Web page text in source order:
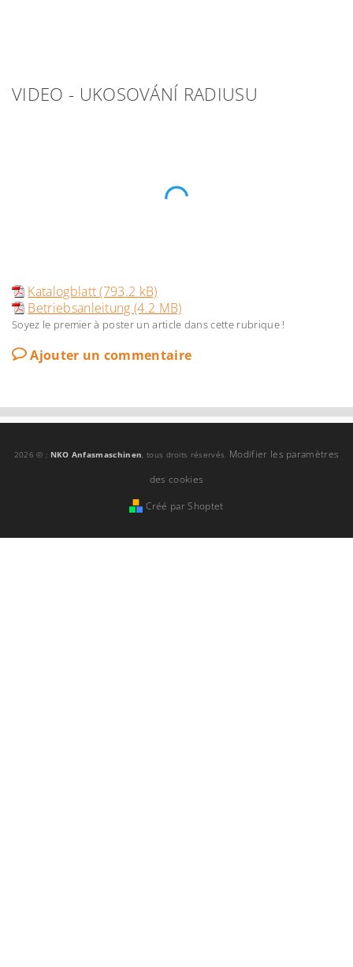
VIDEO - UKOSOVÁNÍ RADIUSU
Katalogblatt (793.2 kB)
Betriebsanleitung (4.2 MB)
Soyez le premier à poster un article dans cette rubrique !
Ajouter un commentaire
2026 © ; NKO Anfasmaschinen, tous droits réservés. Modifier les paramètres
des cookies
Créé par Shoptet